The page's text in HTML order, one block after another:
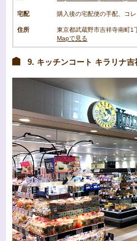
宅配 購入後の宅配便の手配、コ
住所 東京都武蔵野市吉祥寺南町
Mapで見る
9. キッチンコート キラリナ